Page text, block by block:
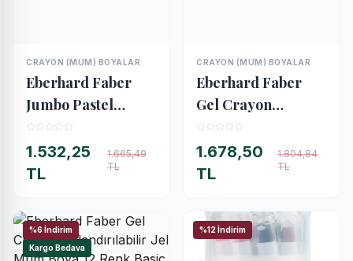
CRAYON (MUM) BOYALAR
Eberhard Faber
Jumbo Pastel
Kalemi 6 Renk
1.532,25
TL
1.665,49
TL
CRAYON (MUM) BOYALAR
Eberhard Faber
Gel Crayon
Sulandırılabilir Jel
Mum Boya 6 Renk
Basic
1.678,50
TL
1.804,84
TL
%6 İndirim
Kargo Bedava
%12 İndirim